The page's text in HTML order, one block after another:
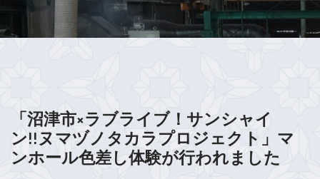
「沼津市×ラブライブ！サンシャイ
ン!!ヌマヅノタカラプロジェクト」マ
ンホール色差し体験が行われました